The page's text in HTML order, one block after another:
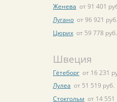
Женева от 91 401
Лугано от 96 921 руб.
Цюрих от 59 778 руб.
Швеция
Гётеборг от 16 231
Лулеа от 51 519 руб.
Стокгольм от 14 551